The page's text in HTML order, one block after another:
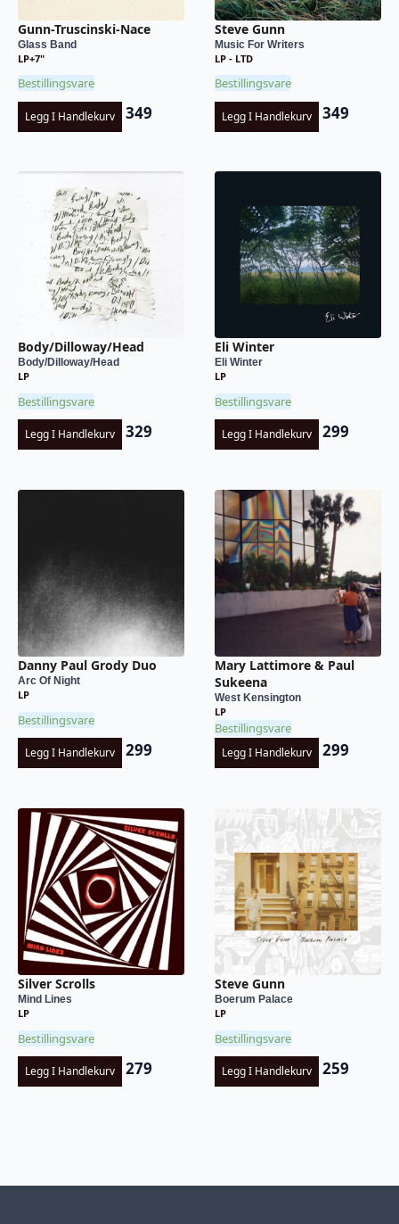
Gunn-Truscinski-Nace
Glass Band
LP+7"
Bestillingsvare
Legg I Handlekurv 349
Steve Gunn
Music For Writers
LP - LTD
Bestillingsvare
Legg I Handlekurv 349
Body/Dilloway/Head
Body/Dilloway/Head
LP
Bestillingsvare
Legg I Handlekurv 329
Eli Winter
Eli Winter
LP
Bestillingsvare
Legg I Handlekurv 299
Danny Paul Grody Duo
Arc Of Night
LP
Bestillingsvare
Legg I Handlekurv 299
Mary Lattimore & Paul
Sukeena
West Kensington
LP
Bestillingsvare
Legg I Handlekurv 299
Silver Scrolls
Mind Lines
LP
Bestillingsvare
Legg I Handlekurv 279
Steve Gunn
Boerum Palace
LP
Bestillingsvare
Legg I Handlekurv 259